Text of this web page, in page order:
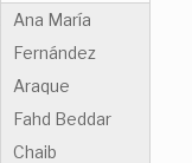
Ana María
Fernández
Araque
Fahd Beddar
Chaib